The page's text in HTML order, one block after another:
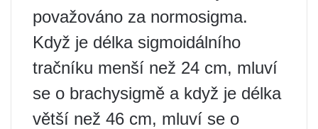
považováno za normosigma.
Když je délka sigmoidálního
tračníku menší než 24 cm, mluví
se o brachysigmě a když je délka
větší než 46 cm, mluví se o